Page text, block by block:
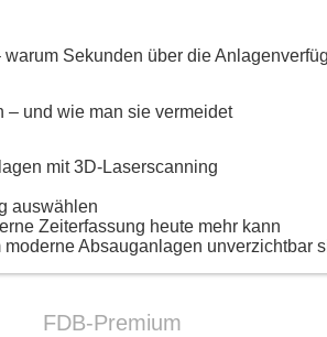
Sekunden über die
– und wie man sie vermeidet
mit 3D-Laserscanning
auswählen
Zeiterfassung heute mehr kann
Absauganlagen unverzichtbar
FDB-Premium